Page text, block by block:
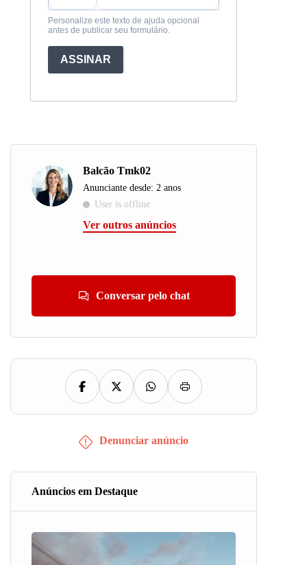
Personalize este texto de ajuda opcional
antes de publicar seu formulário.
ASSINAR
Balcão Tmk02
Anunciante desde: 2 anos
User is offline
Ver outros anúncios
Conversar pelo chat
Denunciar anúncio
Anúncios em Destaque